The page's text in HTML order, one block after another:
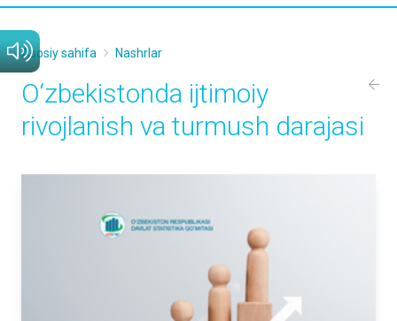
Asosiy sahifa Nashrlar
O‘zbekistondа ijtimoiy
rivojlаnish vа turmush dаrаjаsi